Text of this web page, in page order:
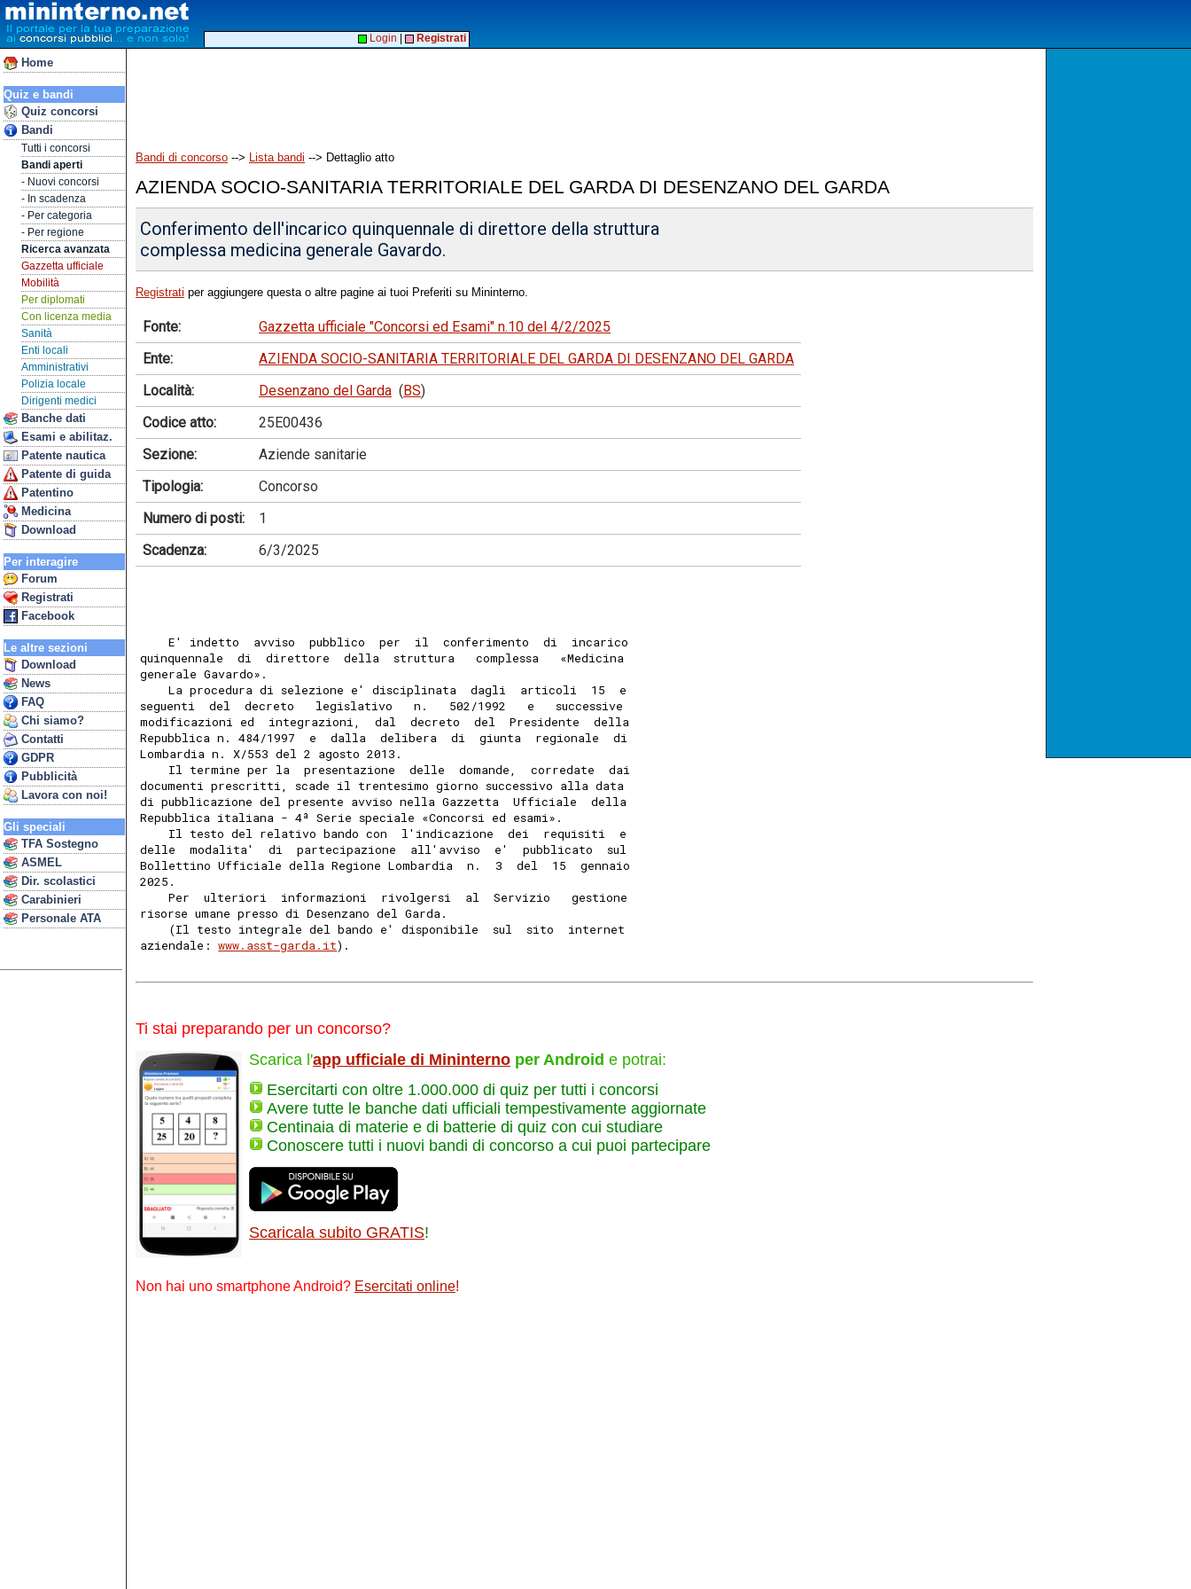
Home
Quiz e bandi
Quiz concorsi
Bandi
Tutti i concorsi
Bandi aperti
- Nuovi concorsi
- In scadenza
- Per categoria
- Per regione
Ricerca avanzata
Gazzetta ufficiale
Mobilità
Per diplomati
Con licenza media
Sanità
Enti locali
Amministrativi
Polizia locale
Dirigenti medici
Banche dati
Esami e abilitaz.
Patente nautica
Patente di guida
Patentino
Medicina
Download
Per interagire
Forum
Registrati
Facebook
Le altre sezioni
Download
News
FAQ
Chi siamo?
Contatti
GDPR
Pubblicità
Lavora con noi!
Gli speciali
TFA Sostegno
ASMEL
Dir. scolastici
Carabinieri
Personale ATA
Login Registrati
Bandi di concorso --> Lista bandi --> Dettaglio atto
AZIENDA SOCIO-SANITARIA TERRITORIALE DEL GARDA DI DESENZANO DEL GARDA
Conferimento dell'incarico quinquennale di direttore della struttura
complessa medicina generale Gavardo.
Registrati per aggiungere questa o altre pagine ai tuoi Preferiti su Mininterno.
Fonte:
Gazzetta ufficiale "Concorsi ed Esami" n.10 del 4/2/2025
Ente:
AZIENDA SOCIO-SANITARIA TERRITORIALE DEL GARDA DI DESENZANO DEL GARDA
Località:
Desenzano del Garda (BS)
Codice atto:
25E00436
Sezione:
Aziende sanitarie
Tipologia:
Concorso
Numero di posti:
1
Scadenza:
6/3/2025
    E' indetto  avviso  pubblico  per  il  conferimento  di  incarico
quinquennale  di  direttore  della  struttura   complessa   «Medicina
generale Gavardo».
    La procedura di selezione e' disciplinata  dagli  articoli  15  e
seguenti  del  decreto   legislativo   n.   502/1992   e   successive
modificazioni ed  integrazioni,  dal  decreto  del  Presidente  della
Repubblica n. 484/1997  e  dalla  delibera  di  giunta  regionale  di
Lombardia n. X/553 del 2 agosto 2013.
    Il termine per la  presentazione  delle  domande,  corredate  dai
documenti prescritti, scade il trentesimo giorno successivo alla data
di pubblicazione del presente avviso nella Gazzetta  Ufficiale  della
Repubblica italiana - 4ª Serie speciale «Concorsi ed esami».
    Il testo del relativo bando con  l'indicazione  dei  requisiti  e
delle  modalita'  di  partecipazione  all'avviso  e'  pubblicato  sul
Bollettino Ufficiale della Regione Lombardia  n.  3  del  15  gennaio
2025.
    Per  ulteriori  informazioni  rivolgersi  al  Servizio   gestione
risorse umane presso di Desenzano del Garda.
    (Il testo integrale del bando e' disponibile  sul  sito  internet
aziendale: www.asst-garda.it).
Ti stai preparando per un concorso?
Scarica l'app ufficiale di Mininterno per Android e potrai:
Esercitarti con oltre 1.000.000 di quiz per tutti i concorsi
Avere tutte le banche dati ufficiali tempestivamente aggiornate
Centinaia di materie e di batterie di quiz con cui studiare
Conoscere tutti i nuovi bandi di concorso a cui puoi partecipare
Scaricala subito GRATIS!
Non hai uno smartphone Android? Esercitati online!